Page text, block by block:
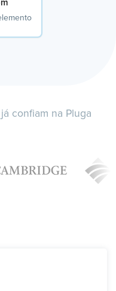
confiam na Pluga